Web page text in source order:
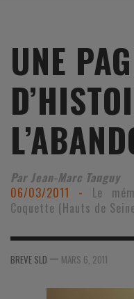
UNE
Par Jean-Marc Tanguy
06/03/2011 - Le
Coquette (Hauts de
BREVE SLD — MARS 6, 2011